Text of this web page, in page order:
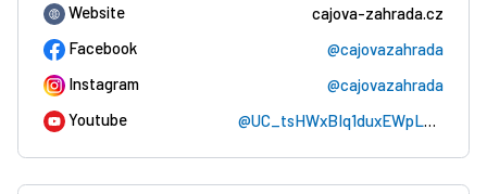
Website
cajova-zahrada.cz
Facebook
@cajovazahrada
Instagram
@cajovazahrada
Youtube
@UC_tsHWxBIq1duxEWpLmY5Vg